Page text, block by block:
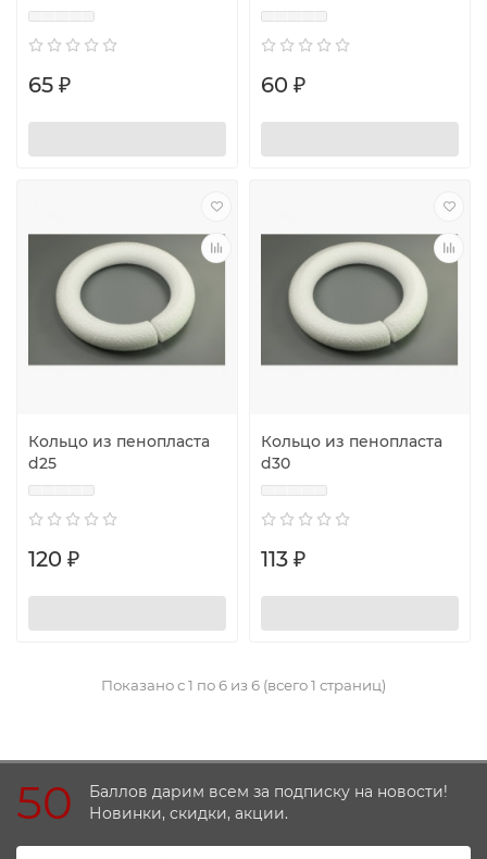
65 ₽ 60 ₽
Кольцо из пенопласта
d25
120 ₽
Кольцо из пенопласта
d30
113 ₽
Показано с 1 по 6 из 6 (всего 1 страниц)
50
Баллов дарим всем за подписку на новости!
Новинки, скидки, акции.